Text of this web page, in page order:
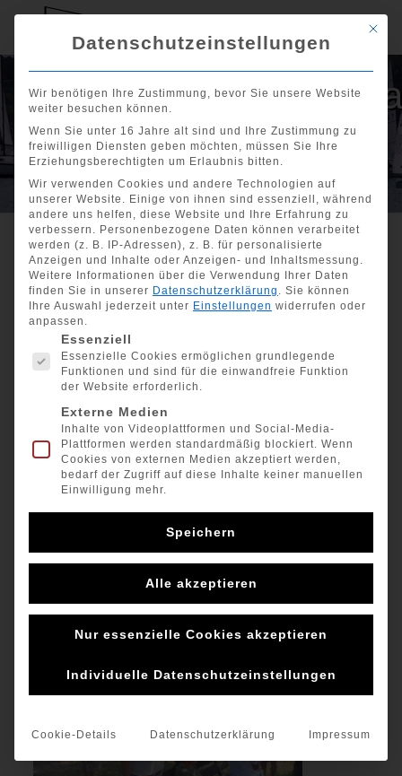
am 10. August
2024
Show all
Langstreckenregatta am
10. August 2024
16 Boote waren zur Langstreckenregatta am Start. Der
böig, dadurch war von allen Seglern höchste
Konzentration gefragt.
Mit
Datenschutzeinstellungen
Wir benötigen Ihre Zustimmung, bevor Sie unsere Website
weiter besuchen können.
Wenn Sie unter 16 Jahre alt sind und Ihre Zustimmung zu
freiwilligen Diensten geben möchten, müssen Sie Ihre
Erziehungsberechtigten um Erlaubnis bitten.
Wir verwenden Cookies und andere Technologien auf
unserer Website. Einige von ihnen sind essenziell, während
andere uns helfen, diese Website und Ihre Erfahrung zu
verbessern. Personenbezogene Daten können verarbeitet
werden (z. B. IP-Adressen), z. B. für personalisierte
Anzeigen und Inhalte oder Anzeigen- und Inhaltsmessung.
Weitere Informationen über die Verwendung Ihrer Daten
finden Sie in unserer Datenschutzerklärung . Sie können
Ihre Auswahl jederzeit unter Einstellungen widerrufen oder
anpassen.
Es folgt eine Liste der Service-Gruppen, für die eine
Essenziell
Essenzielle Cookies ermöglichen grundlegende
Funktionen und sind für die einwandfreie Funktion
der Website erforderlich.
Externe Medien
Inhalte von Videoplattformen und Social-Media-
Plattformen werden standardmäßig blockiert. Wenn
Cookies von externen Medien akzeptiert werden,
bedarf der Zugriff auf diese Inhalte keiner manuellen
Einwilligung mehr.
Speichern
Alle akzeptieren
Nur essenzielle Cookies akzeptieren
Individuelle Datenschutzeinstellungen
Cookie-Details Datenschutzerklärung Impressum